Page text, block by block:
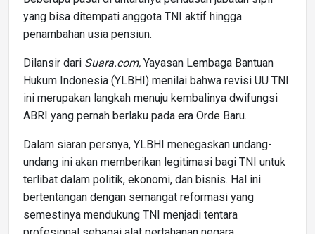
yang bisa ditempati anggota TNI aktif hingga
penambahan usia pensiun.
Dilansir dari Suara.com, Yayasan Lembaga Bantuan
Hukum Indonesia (YLBHI) menilai bahwa revisi UU TNI
ini merupakan langkah menuju kembalinya dwifungsi
ABRI yang pernah berlaku pada era Orde Baru.
Dalam siaran persnya, YLBHI menegaskan undang-
undang ini akan memberikan legitimasi bagi TNI untuk
terlibat dalam politik, ekonomi, dan bisnis. Hal ini
bertentangan dengan semangat reformasi yang
semestinya mendukung TNI menjadi tentara